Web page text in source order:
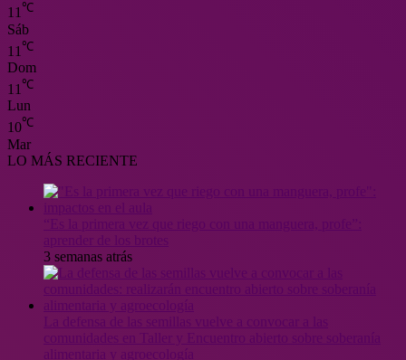
11℃
Sáb
11 ℃
Dom
11 ℃
Lun
10℃
Mar
LO MÁS RECIENTE
3 semanas atrás